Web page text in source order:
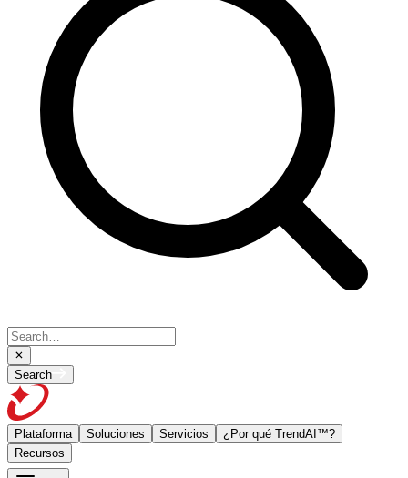
Search
Plataforma Soluciones Servicios
¿Por qué TrendAI™?
Recursos